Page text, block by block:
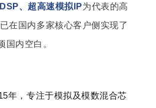
、超高速模拟IP为代表的高
在国内多家核心客户侧实现了
国内空白。
年，专注于模拟及模数混合芯